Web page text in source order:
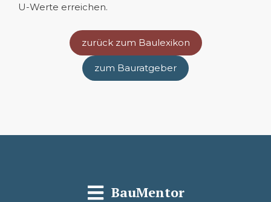
U-Werte erreichen.
zurück zum Baulexikon
zum Bauratgeber
BauMentor